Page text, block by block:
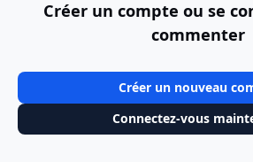
Créer un compte ou se
commenter
Créer un nouveau
Connectez-vous